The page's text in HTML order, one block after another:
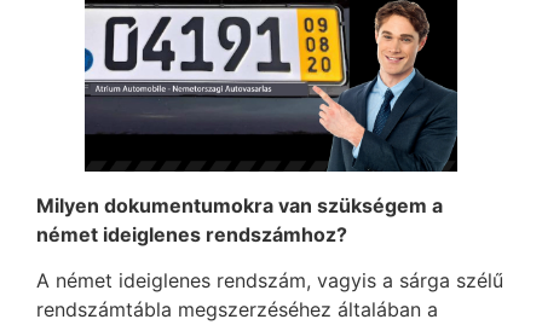
Milyen dokumentumokra van szükségem a
német ideiglenes rendszámhoz?
A német ideiglenes rendszám, vagyis a sárga szélű
rendszámtábla megszerzéséhez általában a